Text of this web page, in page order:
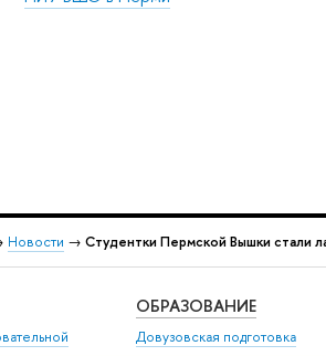
Новости → Студентки Пермской Вышки стали
ОБРАЗОВАНИЕ
Довузовская подготовка